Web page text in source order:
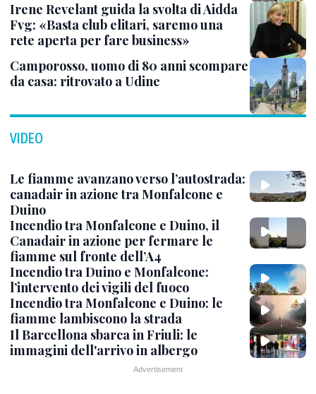
Irene Revelant guida la svolta di Aidda
Fvg: «Basta club elitari, saremo una
rete aperta per fare business»
Camporosso, uomo di 80 anni scompare
da casa: ritrovato a Udine
VIDEO
Le fiamme avanzano verso l’autostrada:
canadair in azione tra Monfalcone e
Duino
Incendio tra Monfalcone e Duino, il
Canadair in azione per fermare le
fiamme sul fronte dell’A4
Incendio tra Duino e Monfalcone:
l’intervento dei vigili del fuoco
Incendio tra Monfalcone e Duino: le
fiamme lambiscono la strada
Il Barcellona sbarca in Friuli: le
immagini dell'arrivo in albergo